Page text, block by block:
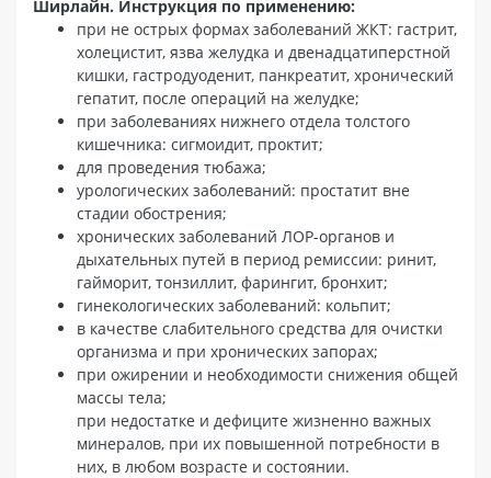
Ширлайн. Инструкция по применению:
при не острых формах заболеваний ЖКТ: гастрит,
холецистит, язва желудка и двенадцатиперстной
кишки, гастродуоденит, панкреатит, хронический
гепатит, после операций на желудке;
при заболеваниях нижнего отдела толстого
кишечника: сигмоидит, проктит;
для проведения тюбажа;
урологических заболеваний: простатит вне
стадии обострения;
хронических заболеваний ЛОР-органов и
дыхательных путей в период ремиссии: ринит,
гайморит, тонзиллит, фарингит, бронхит;
гинекологических заболеваний: кольпит;
в качестве слабительного средства для очистки
организма и при хронических запорах;
при ожирении и необходимости снижения общей
массы тела;
при недостатке и дефиците жизненно важных
минералов, при их повышенной потребности в
них, в любом возрасте и состоянии.